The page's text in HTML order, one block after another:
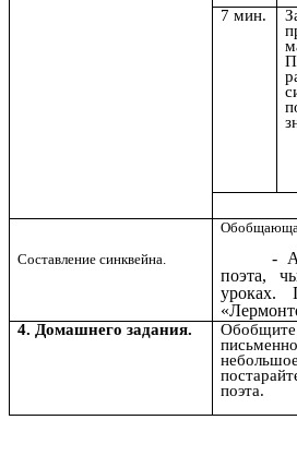
7 мин.
Составление синквейна.
- А
поэта,
уроках.
4. Домашнего задания.
Обобщите
поэта.